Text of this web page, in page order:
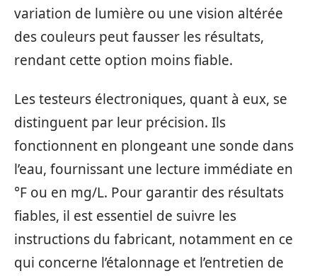
variation de lumière ou une vision altérée
des couleurs peut fausser les résultats,
rendant cette option moins fiable.
Les testeurs électroniques, quant à eux, se
distinguent par leur précision. Ils
fonctionnent en plongeant une sonde dans
l’eau, fournissant une lecture immédiate en
°F ou en mg/L. Pour garantir des résultats
fiables, il est essentiel de suivre les
instructions du fabricant, notamment en ce
qui concerne l’étalonnage et l’entretien de